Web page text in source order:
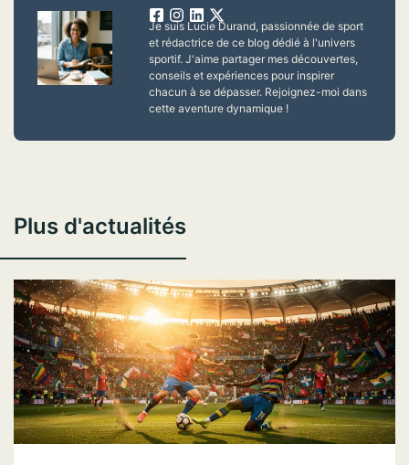
Je suis Lucie Durand, passionnée de sport
et rédactrice de ce blog dédié à l'univers
sportif. J'aime partager mes découvertes,
conseils et expériences pour inspirer
chacun à se dépasser. Rejoignez-moi dans
cette aventure dynamique !
Plus d'actualités